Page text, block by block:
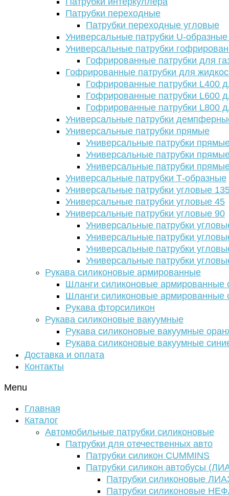
Патрубки переходные
Патрубки переходные угловые
Универсальные патрубки U-
Универсальные патрубки
Гофрированные патрубки для
Гофрированные патрубки для
Гофрированные патрубки L400
Гофрированные патрубки L600
Гофрированные патрубки L800
Универсальные патрубки
Универсальные патрубки прямые
Универсальные патрубки
Универсальные патрубки
Универсальные патрубки
Универсальные патрубки Т-образные
Универсальные патрубки угловые
Универсальные патрубки угловые 45
Универсальные патрубки угловые 90
Универсальные патрубки
Универсальные патрубки
Универсальные патрубки
Универсальные патрубки
Рукава силиконовые армированные
Шланги силиконовые армированные
Шланги силиконовые армированные
Рукава фторсиликон
Рукава силиконовые вакуумные
Рукава силиконовые вакуумные
Рукава силиконовые вакуумные
Доставка и оплата
Контакты
Menu
Главная
Каталог
Автомобильные патрубки силиконовые
Патрубки для отечественных авто
Патрубки силикон CUMMINS
Патрубки силикон автобусы
Патрубки силиконовые
Патрубки силиконовые